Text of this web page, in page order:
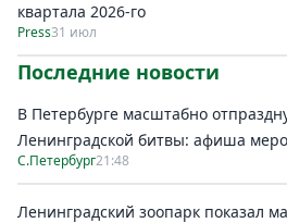
квартала 2026-го
Press31 июл
Последние новости
В Петербурге масштабно
Ленинградской битвы: афиша
С.Петербург21:48
Ленинградский зоопарк показал